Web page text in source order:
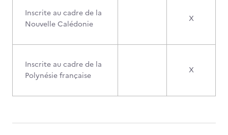
Inscrite au cadre de la
Nouvelle Calédonie
X
Inscrite au cadre de la
Polynésie française
X